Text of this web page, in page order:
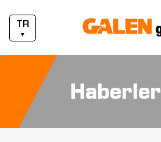
TR
▼
Haberler